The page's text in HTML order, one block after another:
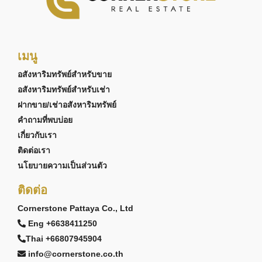
เมนู
อสังหาริมทรัพย์สำหรับขาย
อสังหาริมทรัพย์สำหรับเช่า
ฝากขาย/เช่าอสังหาริมทรัพย์
คำถามที่พบบ่อย
เกี่ยวกับเรา
ติดต่อเรา
นโยบายความเป็นส่วนตัว
ติดต่อ
Cornerstone Pattaya Co., Ltd
Eng +6638411250
Thai +66807945904
info@cornerstone.co.th